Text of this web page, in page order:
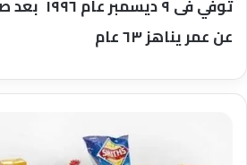
توفي فى ٩
عن عمر يناهز ٦٣ عام